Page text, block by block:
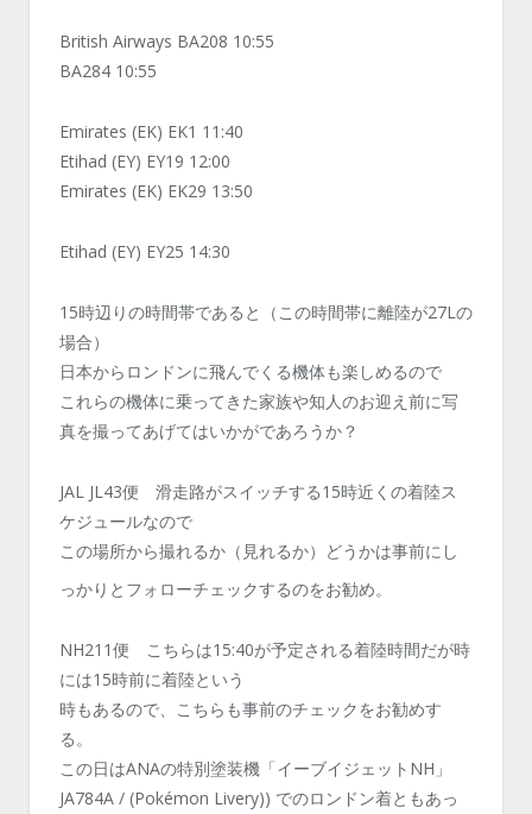
British Airways BA208 10:55
BA284 10:55
Emirates (EK) EK1 11:40
Etihad (EY) EY19 12:00
Emirates (EK) EK29 13:50
Etihad (EY) EY25 14:30
15時辺りの時間帯であると（この時間帯に離陸が27Lの
場合）
日本からロンドンに飛んでくる機体も楽しめるので
これらの機体に乗ってきた家族や知人のお迎え前に写
真を撮ってあげてはいかがであろうか？
JAL JL43便 滑走路がスイッチする15時近くの着陸ス
ケジュールなので
この場所から撮れるか（見れるか）どうかは事前にし
っかりとフォローチェックするのをお勧め。
NH211便 こちらは15:40が予定される着陸時間だが時
には15時前に着陸という
時もあるので、こちらも事前のチェックをお勧めす
る。
この日はANAの特別塗装機「イーブイジェットNH」
JA784A / (Pokémon Livery)) でのロンドン着ともあっ